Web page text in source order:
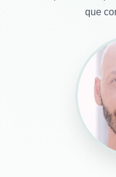
que